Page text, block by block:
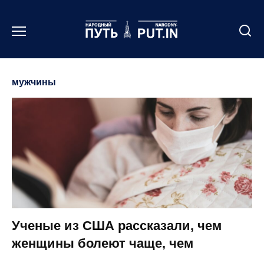
содержанию
мужчины
Ученые из США рассказали, чем
женщины болеют чаще, чем